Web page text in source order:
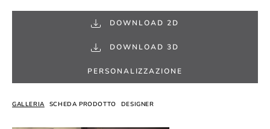
DOWNLOAD 2D
DOWNLOAD 3D
PERSONALIZZAZIONE
GALLERIA SCHEDA PRODOTTO DESIGNER